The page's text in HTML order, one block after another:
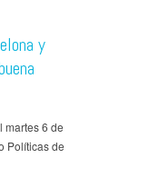
y
martes 6 de
Políticas de